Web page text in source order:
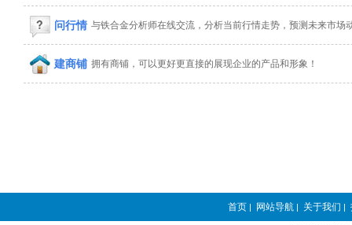
问行情 与铁合金分析师在线交流，分析当前行情走势，预测未来市场
建商铺 拥有商铺，可以更好更直接的展现企业的产品和形象！
首页 | 网站导航 | 关于我们 |